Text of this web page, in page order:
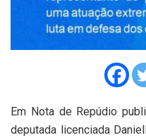
Em Nota de Repúdio
deputada licenciada